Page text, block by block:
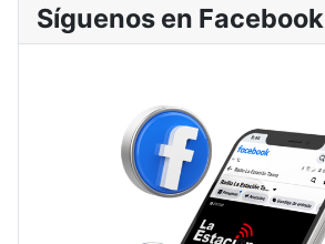
Síguenos en Facebook